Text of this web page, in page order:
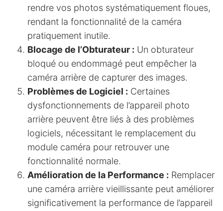
rendre vos photos systématiquement floues,
rendant la fonctionnalité de la caméra
pratiquement inutile.
Blocage de l’Obturateur : Un obturateur
bloqué ou endommagé peut empêcher la
caméra arrière de capturer des images.
Problèmes de Logiciel : Certaines
dysfonctionnements de l’appareil photo
arrière peuvent être liés à des problèmes
logiciels, nécessitant le remplacement du
module caméra pour retrouver une
fonctionnalité normale.
Amélioration de la Performance : Remplacer
une caméra arrière vieillissante peut améliorer
significativement la performance de l’appareil